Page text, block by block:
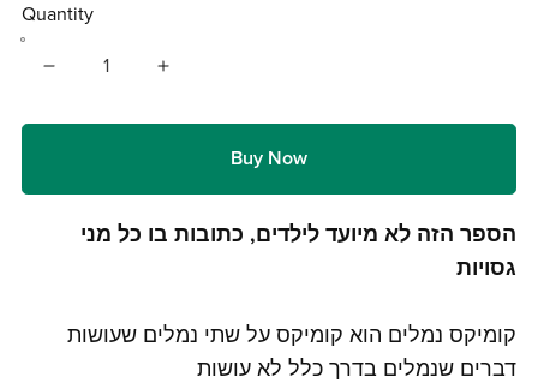
Quantity
Buy Now
הספר הזה לא מיועד לילדים, כתובות בו כל מני
גסויות
קומיקס נמלים הוא קומיקס על שתי נמלים שעושות
דברים שנמלים בדרך כלל לא עושות